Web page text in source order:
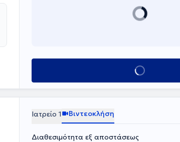
Κλείσε ραντεβού
Ιατρείο 1 Βιντεοκλήση
Διαθεσιμότητα εξ αποστάσεως